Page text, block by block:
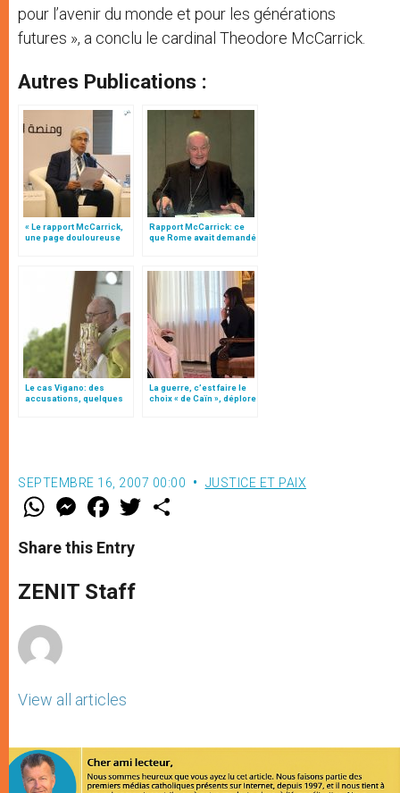
pour l’avenir du monde et pour les générations
futures », a conclu le cardinal Theodore McCarrick.
Autres Publications :
« Le rapport McCarrick,
une page douloureuse
Rapport McCarrick: ce
que Rome avait demandé
Le cas Vigano: des
accusations, quelques
La guerre, c’est faire le
choix « de Caïn », déplore
SEPTEMBRE 16, 2007 00:00 JUSTICE ET PAIX
W
t
s
p
p
M
e
s
e
g
e
F
a
e
b
o
k
w
Share this Entry
ZENIT Staff
View all articles